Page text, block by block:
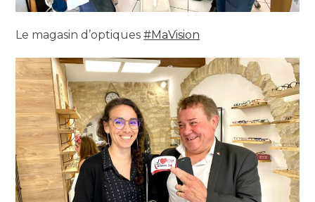
Le magasin d’optiques#MaVision